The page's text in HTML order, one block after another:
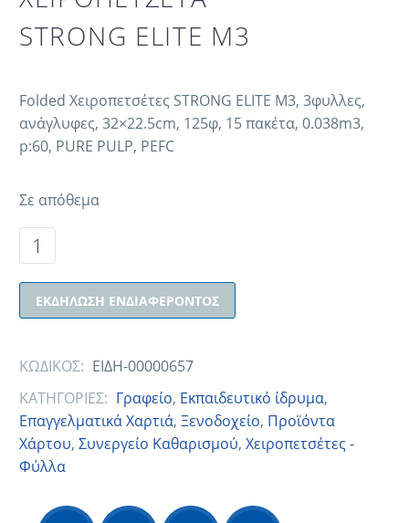
STRONG ELITE M3
Folded Χειροπετσέτες STRONG ELITE M3, 3φυλλες,
ανάγλυφες, 32×22.5cm, 125φ, 15 πακέτα, 0.038m3,
p:60, PURE PULP, PEFC
Σε απόθεμα
ΕΚΔΉΛΩΣΗ ΕΝΔΙΑΦΈΡΟΝΤΟΣ
ΚΩΔΙΚΟΣ: ΕΙΔΗ-00000657
ΚΑΤΗΓΟΡΙΕΣ: Γραφείο, Εκπαιδευτικό ίδρυμα,
Επαγγελματικά Χαρτιά, Ξενοδοχείο, Προϊόντα
Χάρτου, Συνεργείο Καθαρισμού, Χειροπετσέτες -
Φύλλα